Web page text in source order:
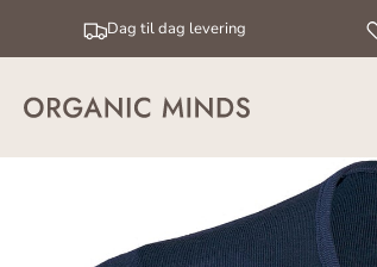
Dag til dag levering